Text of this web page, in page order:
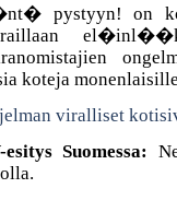
pystyyn! on
koteja
viralliset
esitys Suomessa: